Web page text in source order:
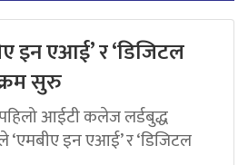
इन एआई’ र ‘डिजिटल
सुरु
आईटी कलेज लर्डबुद्ध
इन एआई’ र ‘डिजिटल